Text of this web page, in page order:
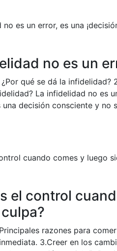
no es un
¿Por qué se dá la
La infidelidad no es
decisión consciente y no
el control
razones para
3.Creer en los